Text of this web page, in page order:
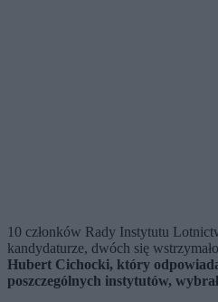
10 członków Rady Instytutu
kandydaturze, dwóch się
Hubert Cichocki, który
poszczególnych instytutów,